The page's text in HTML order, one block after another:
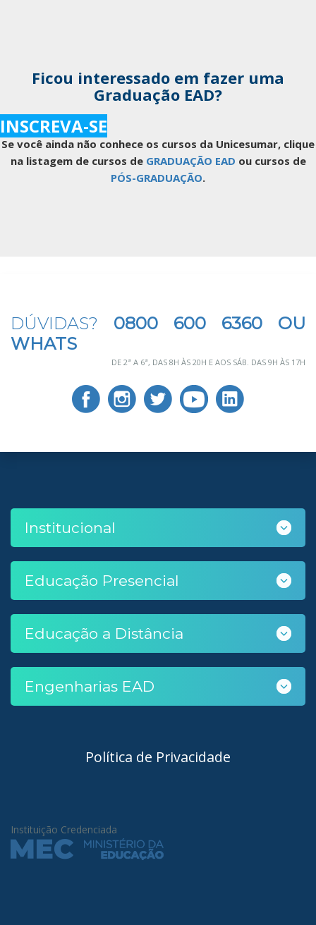
Ficou interessado em fazer uma
Graduação EAD?
INSCREVA-SE
Se você ainda não conhece os cursos da Unicesumar, clique
na listagem de cursos de GRADUAÇÃO EAD ou cursos de
PÓS-GRADUAÇÃO.
DÚVIDAS? 0800 600 6360 OU
WHATS
DE 2ª A 6ª, DAS 8H ÀS 20H E AOS SÁB. DAS 9H ÀS 17H
Institucional
Educação Presencial
Educação a Distância
Engenharias EAD
Política de Privacidade
Instituição Credenciada